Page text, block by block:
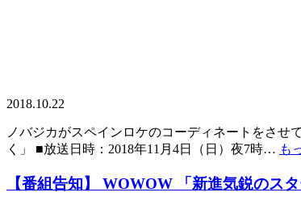
2018.10.22
ノバジカがスペインロケのコーディネートをさ
く」 ■放送日時：2018年11月4日（日）夜7時… も
【番組告知】 WOWOW 「新進気鋭のス